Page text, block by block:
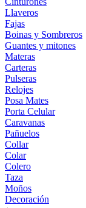
Llaveros
Fajas
Boinas y Sombreros
Guantes y mitones
Materas
Carteras
Pulseras
Relojes
Posa Mates
Porta Celular
Caravanas
Pañuelos
Collar
Colar
Colero
Taza
Moños
Decoración